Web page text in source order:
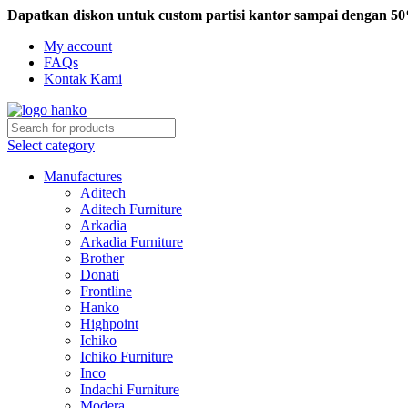
Dapatkan diskon untuk custom partisi kantor sampai dengan
My account
FAQs
Kontak Kami
Select category
Manufactures
Aditech
Aditech Furniture
Arkadia
Arkadia Furniture
Brother
Donati
Frontline
Hanko
Highpoint
Ichiko
Ichiko Furniture
Inco
Indachi Furniture